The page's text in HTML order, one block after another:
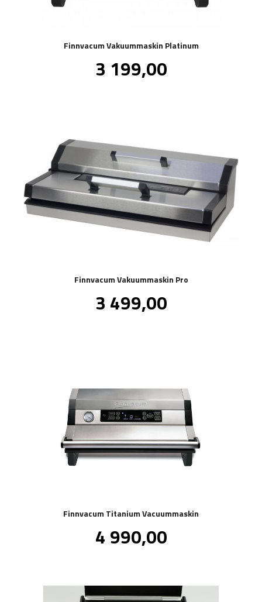
Finnvacum Vakuummaskin Platinum
Pris
3 199,00mva.
Finnvacum Vakuummaskin Pro
Pris
3 499,00mva.
Finnvacum Titanium Vacuummaskin
Pris
4 990,00mva.